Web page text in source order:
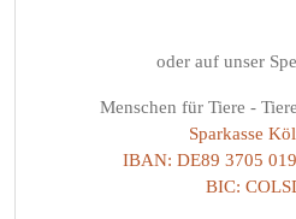
oder auf unser
Menschen für Tiere -
Sparkasse
IBAN: DE89 3705
BIC: